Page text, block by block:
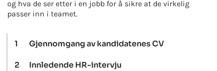
og hva de ser etter i en jobb for å sikre at de virkelig
passer inn i teamet.
1 Gjennomgang av kandidatenes CV
2 Innledende HR-intervju